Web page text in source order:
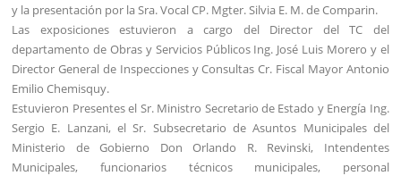
y la presentación por la Sra. Vocal CP. Mgter. Silvia E. M. de Comparin.
Las exposiciones estuvieron a cargo del Director del TC del
departamento de Obras y Servicios Públicos Ing. José Luis Morero y el
Director General de Inspecciones y Consultas Cr. Fiscal Mayor Antonio
Emilio Chemisquy.
Estuvieron Presentes el Sr. Ministro Secretario de Estado y Energía Ing.
Sergio E. Lanzani, el Sr. Subsecretario de Asuntos Municipales del
Ministerio de Gobierno Don Orlando R. Revinski, Intendentes
Municipales, funcionarios técnicos municipales, personal